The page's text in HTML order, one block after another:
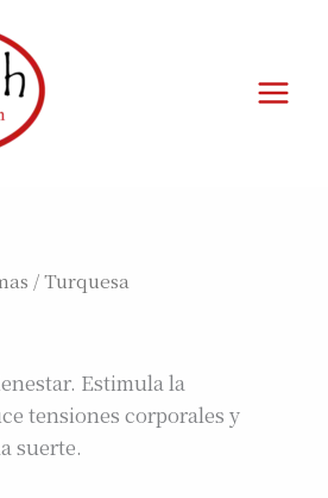
/ Turquesa
Estimula la
tensiones corporales y
suerte.